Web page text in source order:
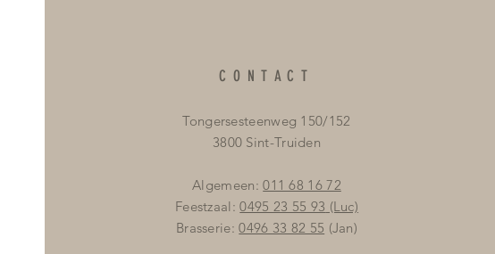
CONTACT
Tongersesteenweg 150/152
3800 Sint-Truiden
Algemeen:011 68 16 72
Feestzaal:0495 23 55 93 (Luc)
Brasserie:0496 33 82 55 (Jan)